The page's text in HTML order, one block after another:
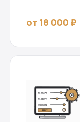
от 18 000 ₽